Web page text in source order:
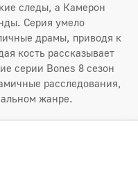
следы, а Камерон
Серия умело
драмы, приводя к
кость рассказывает
серии Bones 8 сезон
расследования,
жанре.